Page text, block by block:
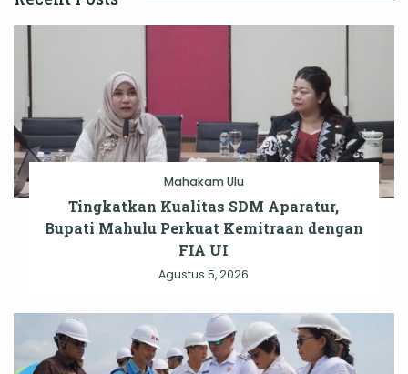
Mahakam Ulu
Tingkatkan Kualitas SDM Aparatur,
Bupati Mahulu Perkuat Kemitraan dengan
FIA UI
Agustus 5, 2026